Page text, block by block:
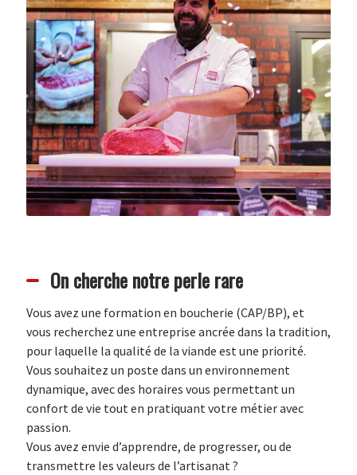
On cherche notre perle rare
Vous avez une formation en boucherie (CAP/BP), et
vous recherchez une entreprise ancrée dans la tradition,
pour laquelle la qualité de la viande est une priorité.
Vous souhaitez un poste dans un environnement
dynamique, avec des horaires vous permettant un
confort de vie tout en pratiquant votre métier avec
passion.
Vous avez envie d’apprendre, de progresser, ou de
transmettre les valeurs de l’artisanat ?